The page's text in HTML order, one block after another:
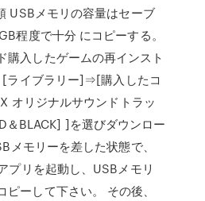
USBメモリの容量はセーブ
程度で十分 にコピーする。
購入したゲームの再インスト
ライブラリー]⇒[購入したコ
オリジナルサウンドトラッ
＆BLACK] ]を選びダウンロー
メモリーを差した状態で、
プリを起動し、USBメモリ
ーして下さい。 その後、